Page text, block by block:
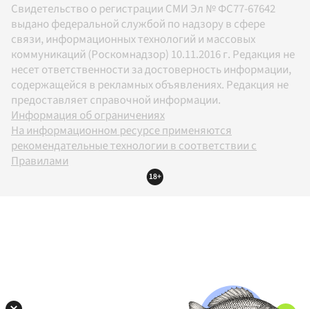
Свидетельство о регистрации СМИ Эл № ФС77-67642
выдано федеральной службой по надзору в сфере
связи, информационных технологий и массовых
коммуникаций (Роскомнадзор) 10.11.2016 г. Редакция не
несет ответственности за достоверность информации,
содержащейся в рекламных объявлениях. Редакция не
предоставляет справочной информации.
Информация об ограничениях
На информационном ресурсе применяются
рекомендательные технологии в соответствии с
Правилами
18+